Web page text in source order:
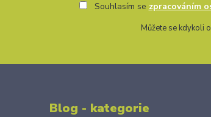
Souhlasím se zpracováním
Můžete se kdykoli
Blog - kategorie